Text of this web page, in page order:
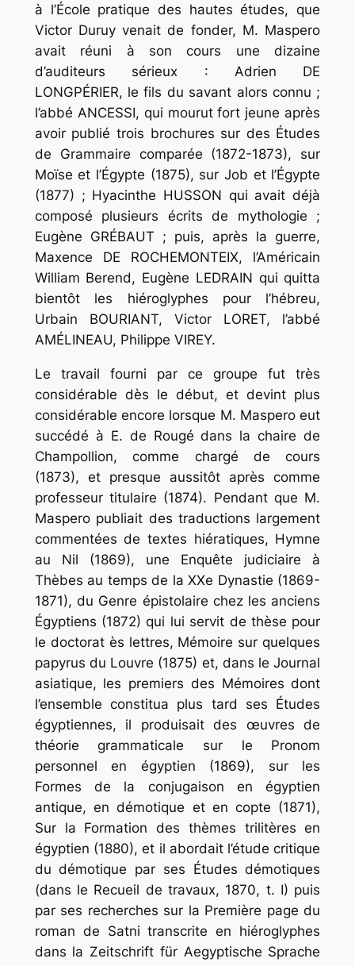
à l’École pratique des hautes études, que
Victor Duruy venait de fonder, M. Maspero
avait réuni à son cours une dizaine
d’auditeurs sérieux : Adrien DE
LONGPÉRIER, le fils du savant alors connu ;
l’abbé ANCESSI, qui mourut fort jeune après
avoir publié trois brochures sur des Études
de
Grammaire comparée (1872-1873), sur
Moïse et l’Égypte (1875), sur Job et l’Égypte
(1877) ; Hyacinthe HUSSON qui avait déjà
composé plusieurs écrits de mythologie ;
Eugène GRÉBAUT ; puis, après la guerre,
Maxence DE ROCHEMONTEIX, l’Américain
William Berend, Eugène LEDRAIN qui quitta
bientôt les hiéroglyphes pour l’hébreu,
Urbain BOURIANT, Victor LORET, l’abbé
AMÉLINEAU, Philippe VIREY.
Le travail fourni par ce groupe fut très
considérable dès le début, et devint plus
considérable encore lorsque M. Maspero eut
succédé à E. de Rougé dans la chaire de
Champollion, comme chargé de cours
(1873), et presque aussitôt après comme
professeur titulaire (1874). Pendant que M.
Maspero publiait des traductions largement
commentées de textes hiératiques, Hymne
au
Nil (1869), une Enquête judiciaire
à
Thèbes au temps de la XXe Dynastie (1869-
1871),du Genre épistolaire chez les anciens
Égyptiens (1872) qui lui servit de thèse pour
le doctorat ès lettres, Mémoire sur quelques
papyrus du Louvre (1875) et, dans leJournal
asiatique, les premiers des Mémoires dont
l’ensemble constitua plus tard ses Études
égyptiennes, il produisait des œuvres de
théorie grammaticale sur le
Pronom
personnel
en égyptien (1869), sur les
Formes
de la conjugaison en
égyptien
antique,en démotique et en copte (1871),
Sur la Formation des thèmes trilitères en
égyptien (1880), et il abordait l’étude critique
du démotique par ses Études démotiques
(dans le Recueil de travaux, 1870, t. I) puis
par ses recherches sur la Première page du
roman de Satni transcrite en hiéroglyphes
dans la Zeitschrift für Aegyptische Sprache